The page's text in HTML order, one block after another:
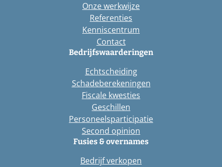
Onze werkwijze
Referenties
Kenniscentrum
Contact
Bedrijfswaarderingen
Echtscheiding
Schadeberekeningen
Fiscale kwesties
Geschillen
Personeelsparticipatie
Second opinion
Fusies & overnames
Bedrijf verkopen